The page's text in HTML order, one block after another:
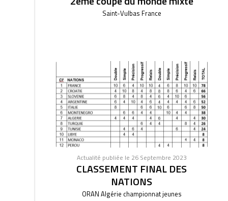
Saint-Vulbas France
Actualité publiée le 26 Septembre 2023
CLASSEMENT FINAL DES
NATIONS
ORAN Algérie championnat jeunes